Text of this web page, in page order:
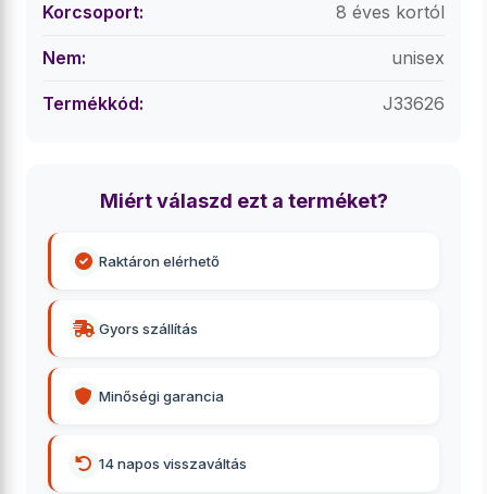
Korcsoport: 8 éves kortól
Nem: unisex
Termékkód: J33626
Miért válaszd ezt a terméket?
Raktáron elérhető
Gyors szállítás
Minőségi garancia
14 napos visszaváltás